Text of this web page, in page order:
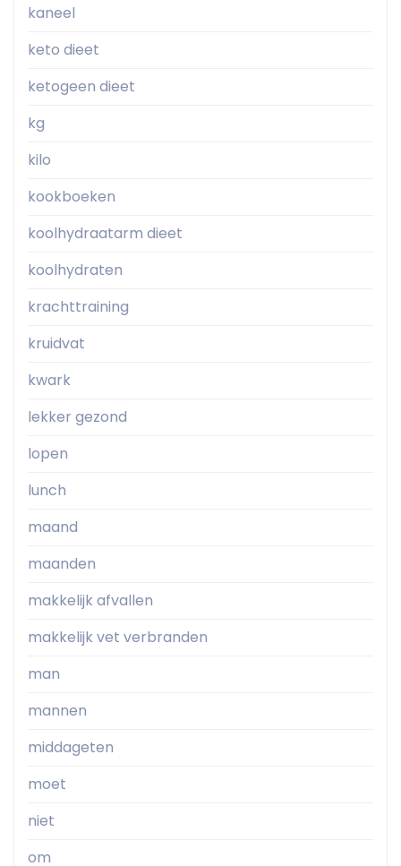
kaneel
keto dieet
ketogeen dieet
kg
kilo
kookboeken
koolhydraatarm dieet
koolhydraten
krachttraining
kruidvat
kwark
lekker gezond
lopen
lunch
maand
maanden
makkelijk afvallen
makkelijk vet verbranden
man
mannen
middageten
moet
niet
om